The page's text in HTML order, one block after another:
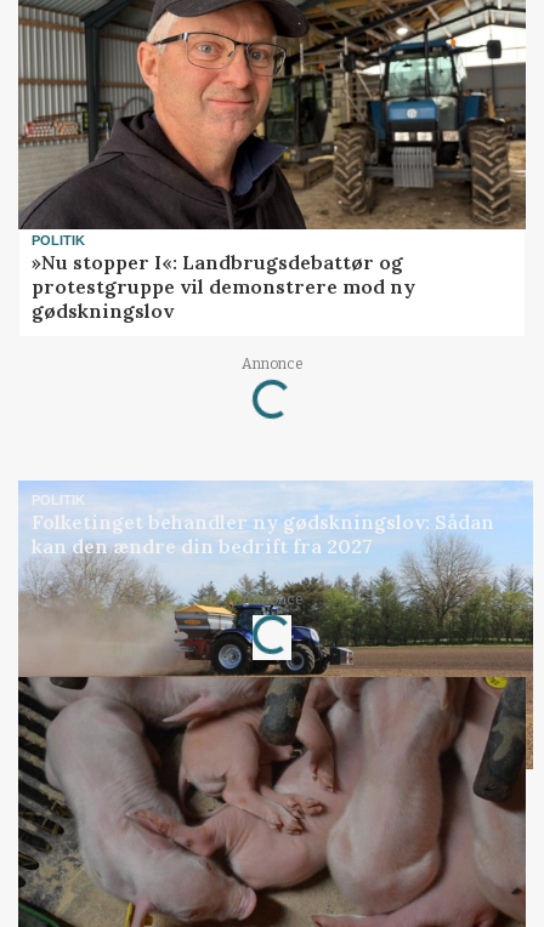
POLITIK
»Nu stopper I«: Landbrugsdebattør og
protestgruppe vil demonstrere mod ny
gødskningslov
Annonce
Loading...
POLITIK
Folketinget behandler ny gødskningslov: Sådan
kan den ændre din bedrift fra 2027
Annonce
Loading...